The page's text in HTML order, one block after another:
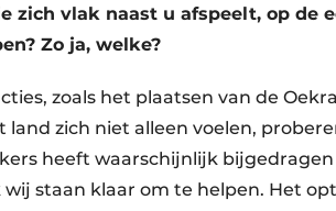
zich vlak naast u afspeelt, op de
Zo ja, welke?
zoals het plaatsen van de
zich niet alleen voelen,
heeft waarschijnlijk
staan ​​klaar om te helpen. Het